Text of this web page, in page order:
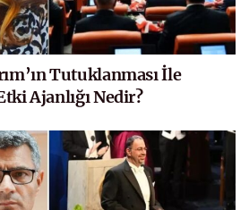
Tutuklanması İle
Ajanlığı Nedir?